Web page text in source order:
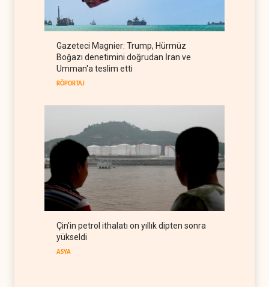
petrol ithalatını 40 yıl sonra
ilk kez durdurdu
BATI YARIM KÜRE
Gazeteci Magnier: Trump, Hürmüz
Boğazı denetimini doğrudan İran ve
Umman'a teslim etti
RÖPORTAJ
Çin'in petrol ithalatı on yıllık dipten sonra
yükseldi
ASYA